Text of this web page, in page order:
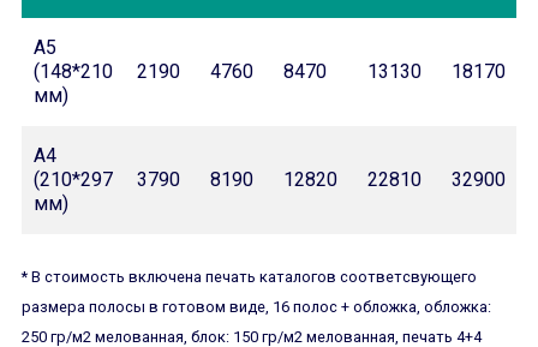
А5
(148*210
мм)
2190 4760 8470 13130 18170
А4
(210*297
мм)
3790 8190 12820 22810 32900
* В стоимость включена печать каталогов соответсвующего
размера полосы в готовом виде, 16 полос + обложка, обложка:
250 гр/м2 мелованная, блок: 150 гр/м2 мелованная, печать 4+4